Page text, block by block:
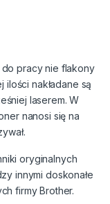
pracy nie flakony
nakładane są
laserem. W
nanosi się na
oryginalnych
innymi doskonałe
firmy Brother.